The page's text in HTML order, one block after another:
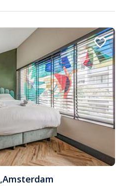
,Amsterdam